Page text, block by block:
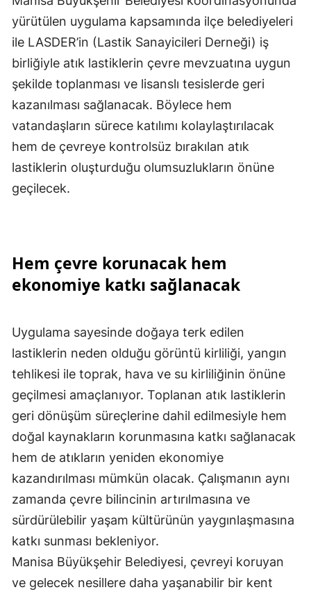
yürütülen uygulama kapsamında ilçe belediyeleri
ile LASDER’in (Lastik Sanayicileri Derneği) iş
birliğiyle atık lastiklerin çevre mevzuatına uygun
şekilde toplanması ve lisanslı tesislerde geri
kazanılması sağlanacak. Böylece hem
vatandaşların sürece katılımı kolaylaştırılacak
hem de çevreye kontrolsüz bırakılan atık
lastiklerin oluşturduğu olumsuzlukların önüne
geçilecek.
Hem çevre korunacak hem
ekonomiye katkı sağlanacak
Uygulama sayesinde doğaya terk edilen
lastiklerin neden olduğu görüntü kirliliği, yangın
tehlikesi ile toprak, hava ve su kirliliğinin önüne
geçilmesi amaçlanıyor. Toplanan atık lastiklerin
geri dönüşüm süreçlerine dahil edilmesiyle hem
doğal kaynakların korunmasına katkı sağlanacak
hem de atıkların yeniden ekonomiye
kazandırılması mümkün olacak. Çalışmanın aynı
zamanda çevre bilincinin artırılmasına ve
sürdürülebilir yaşam kültürünün yaygınlaşmasına
katkı sunması bekleniyor.
Manisa Büyükşehir Belediyesi, çevreyi koruyan
ve gelecek nesillere daha yaşanabilir bir kent